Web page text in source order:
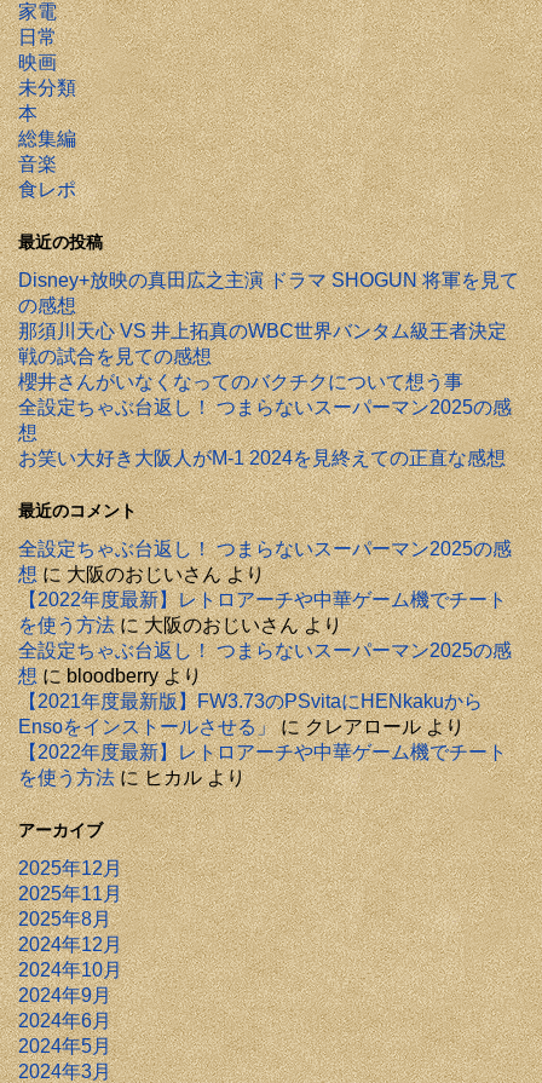
家電
日常
映画
未分類
本
総集編
音楽
食レポ
最近の投稿
Disney+放映の真田広之主演 ドラマ SHOGUN 将軍を見て
の感想
那須川天心 VS 井上拓真のWBC世界バンタム級王者決定
戦の試合を見ての感想
櫻井さんがいなくなってのバクチクについて想う事
全設定ちゃぶ台返し！ つまらないスーパーマン2025の感
想
お笑い大好き大阪人がM-1 2024を見終えての正直な感想
最近のコメント
全設定ちゃぶ台返し！ つまらないスーパーマン2025の感
想に大阪のおじいさんより
【2022年度最新】レトロアーチや中華ゲーム機でチート
を使う方法に大阪のおじいさんより
全設定ちゃぶ台返し！ つまらないスーパーマン2025の感
想にbloodberryより
【2021年度最新版】FW3.73のPSvitaにHENkakuから
Ensoをインストールさせる」にクレアロールより
【2022年度最新】レトロアーチや中華ゲーム機でチート
を使う方法にヒカルより
アーカイブ
2025年12月
2025年11月
2025年8月
2024年12月
2024年10月
2024年9月
2024年6月
2024年5月
2024年3月